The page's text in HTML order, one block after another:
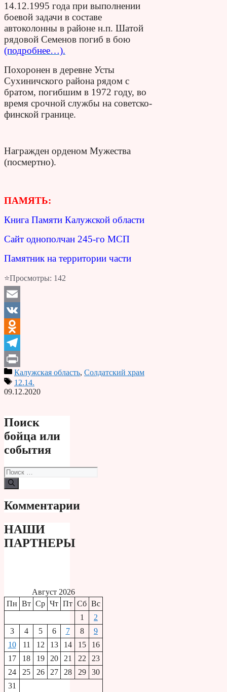
14.12.1995 года при выполнении
боевой задачи в составе
автоколонны в районе н.п. Шатой
рядовой Семенов погиб в бою
(подробнее…).
Похоронен в деревне Усты
Сухиничского района рядом с
братом, погибшим в 1972 году, во
время срочной службы на советско-
финской границе.
Награжден орденом Мужества
(посмертно).
ПАМЯТЬ:
Книга Памяти Калужской области
Сайт однополчан 245-го МСП
Памятник на территории части
⭐Просмотры: 142
Email
VK
Odnoklassniki
Telegram
PrintКалужская область, Солдатский храм
12.14.
09.12.2020
Поиск
бойца или
события
Поиск:
Комментарии
НАШИ
ПАРТНЕРЫ
Август 2026
Пн Вт Ср Чт Пт Сб Вс
1
2
3
4 5 6 7 8
9
10
11 12 13 14 15
16
17
18 19 20 21 22
23
24
25 26 27 28 29
30
31